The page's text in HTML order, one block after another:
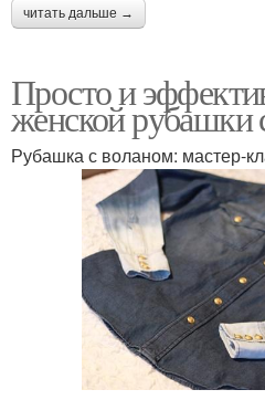
читать дальше →
Просто и
женской рубашки
Рубашка с воланом: мастер-